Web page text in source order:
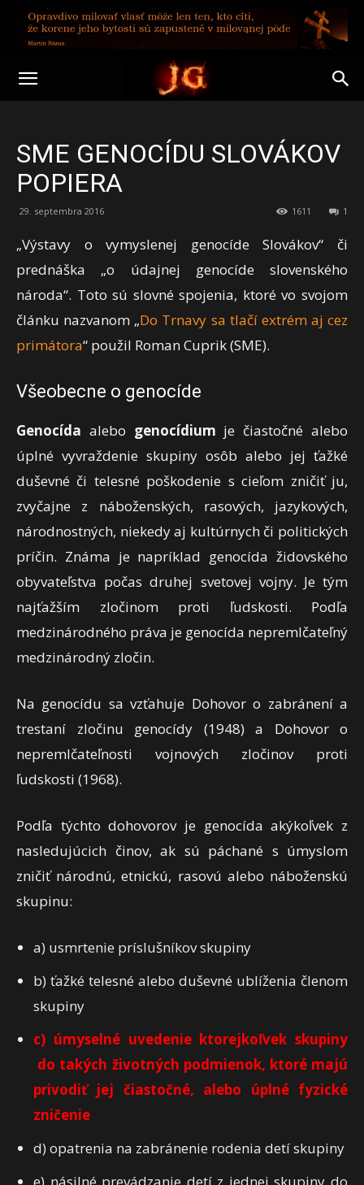
SME GENOCÍDU SLOVÁKOV
POPIERA
29. septembra 2016 1
1611
„Výstavy o vymyslenej genocíde Slovákov“ či
prednáška „o údajnej genocíde slovenského
národa“. Toto sú slovné spojenia, ktoré vo svojom
článku nazvanom „Do Trnavy sa tlačí extrém aj cez
primátora“ použil Roman Cuprik (SME).
Všeobecne o genocíde
Genocída alebo genocídium je čiastočné alebo
úplné vyvraždenie skupiny osôb alebo jej ťažké
duševné či telesné poškodenie s cieľom zničiť ju,
zvyčajne z náboženských, rasových, jazykových,
národnostných, niekedy aj kultúrnych či politických
príčin. Známa je napríklad genocída židovského
obyvateľstva počas druhej svetovej vojny. Je tým
najťažším zločinom proti ľudskosti. Podľa
medzinárodného práva je genocída nepremlčateľný
medzinárodný zločin.
Na genocídu sa vzťahuje Dohovor o zabránení a
trestaní zločinu genocídy (1948) a Dohovor o
nepremlčateľnosti vojnových zločinov proti
ľudskosti (1968).
Podľa týchto dohovorov je genocída akýkoľvek z
nasledujúcich činov, ak sú páchané s úmyslom
zničiť národnú, etnickú, rasovú alebo náboženskú
skupinu:
a) usmrtenie príslušníkov skupiny
b) ťažké telesné alebo duševné ublíženia členom
skupiny
c) úmyselné uvedenie ktorejkoľvek skupiny
do takých životných podmienok, ktoré majú
privodiť jej čiastočné, alebo úplné fyzické
zničenie
d) opatrenia na zabránenie rodenia detí skupiny